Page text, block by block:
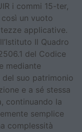
i commi 15-ter,
un vuoto
applicative.
Il Quadro
del Codice
mediante
suo patrimonio
e a sé stessa
continuando la
semplice
complessità